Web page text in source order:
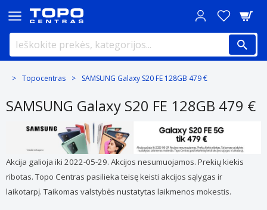
Topocentras SAMSUNG Galaxy S20 FE 128GB 479 €
SAMSUNG Galaxy S20 FE 128GB 479 €
Akcija galioja iki 2022-05-29. Akcijos nesumuojamos. Prekių kiekis
ribotas. Topo Centras pasilieka teisę keisti akcijos sąlygas ir
laikotarpį. Taikomas valstybės nustatytas laikmenos mokestis.